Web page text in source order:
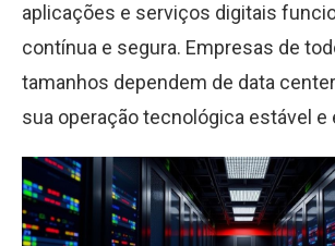
aplicações e serviços digitais
contínua e segura. Empresas de
tamanhos dependem de data
sua operação tecnológica estável e